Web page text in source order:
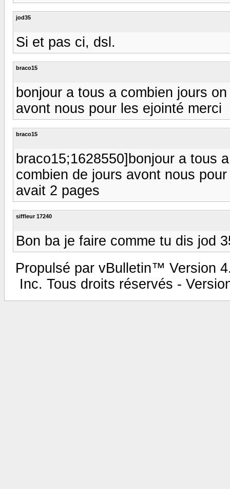
jod35
Si et pas ci, dsl.
braco15
bonjour a tous a combien jours
avont nous pour les ejointé merci
braco15
braco15;1628550]bonjour a tous
combien de jours avont nous
avait 2 pages
siffleur 17240
Bon ba je faire comme tu dis jod
Propulsé par vBulletin™ Version
Inc. Tous droits réservés -